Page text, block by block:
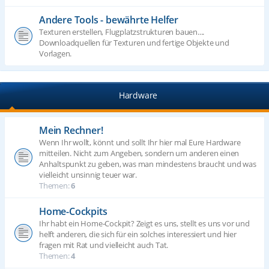
Andere Tools - bewährte Helfer
Texturen erstellen, Flugplatzstrukturen bauen....
Downloadquellen für Texturen und fertige Objekte und
Vorlagen.
Hardware
Mein Rechner!
Wenn Ihr wollt, könnt und sollt Ihr hier mal Eure Hardware
mitteilen. Nicht zum Angeben, sondern um anderen einen
Anhaltspunkt zu geben, was man mindestens braucht und was
vielleicht unsinnig teuer war.
Themen:6
Home-Cockpits
Ihr habt ein Home-Cockpit? Zeigt es uns, stellt es uns vor und
helft anderen, die sich für ein solches interessiert und hier
fragen mit Rat und vielleicht auch Tat.
Themen:4